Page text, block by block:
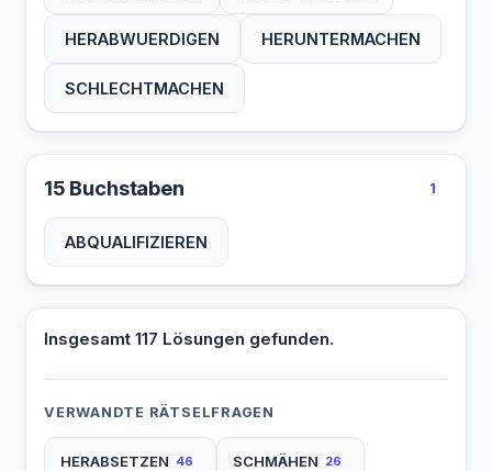
HERABWUERDIGEN HERUNTERMACHEN
SCHLECHTMACHEN
15 Buchstaben 1
ABQUALIFIZIEREN
Insgesamt 117 Lösungen gefunden.
VERWANDTE RÄTSELFRAGEN
HERABSETZEN 46 SCHMÄHEN 26